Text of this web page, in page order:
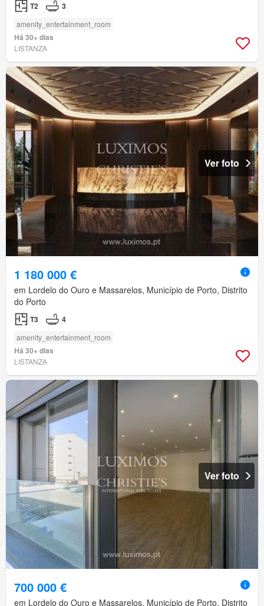
T2 3
amenity_entertainment_room
Há 30+ dias
LISTANZA
Ver foto
1 180 000 €
em Lordelo do Ouro e Massarelos, Município de Porto, Distrito
do Porto
T3 4
amenity_entertainment_room
Há 30+ dias
LISTANZA
Ver foto
700 000 €
em Lordelo do Ouro e Massarelos, Município de Porto, Distrito